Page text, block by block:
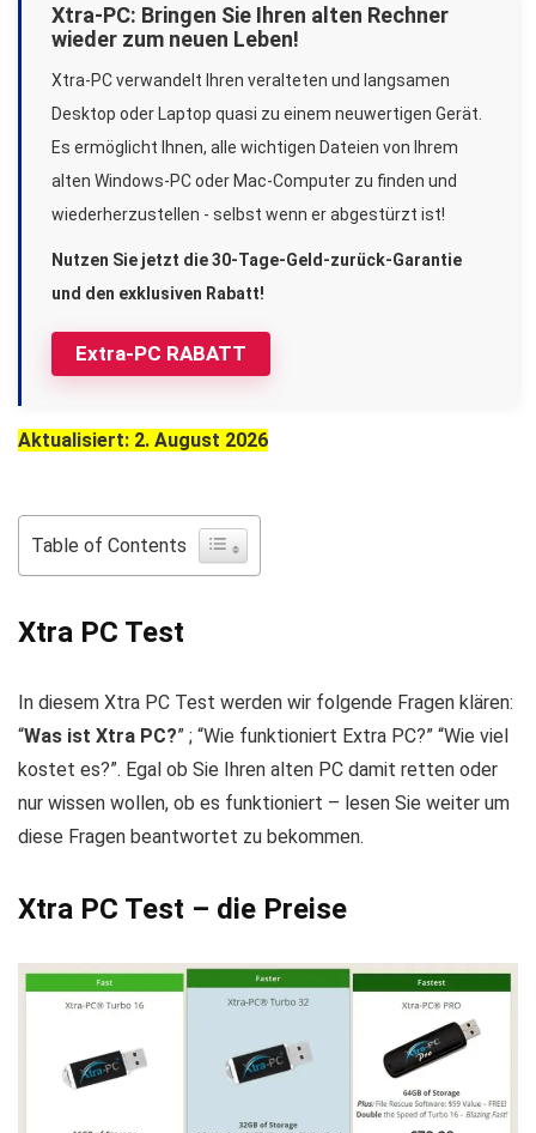
Extra-PC RABATT
Xtra-PC: Bringen Sie Ihren alten Rechner
wieder zum neuen Leben!
Xtra-PC verwandelt Ihren veralteten und langsamen
Desktop oder Laptop quasi zu einem neuwertigen Gerät.
Es ermöglicht Ihnen, alle wichtigen Dateien von Ihrem
alten Windows-PC oder Mac-Computer zu finden und
wiederherzustellen - selbst wenn er abgestürzt ist!
Nutzen Sie jetzt die 30-Tage-Geld-zurück-Garantie
und den exklusiven Rabatt!
Aktualisiert: 2. August 2026
Table of Contents
Xtra PC Test
In diesem Xtra PC Test werden wir folgende Fragen klären:
“Was ist Xtra PC?” ; “Wie funktioniert Extra PC?” “Wie viel
kostet es?”. Egal ob Sie Ihren alten PC damit retten oder
nur wissen wollen, ob es funktioniert – lesen Sie weiter um
diese Fragen beantwortet zu bekommen.
Xtra PC Test – die Preise